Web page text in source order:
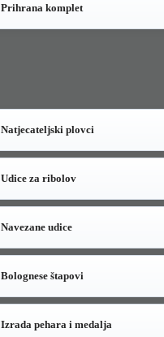
Prihrana komplet
Natjecateljski plovci
Udice za ribolov
Navezane udice
Bolognese štapovi
Izrada pehara i medalja